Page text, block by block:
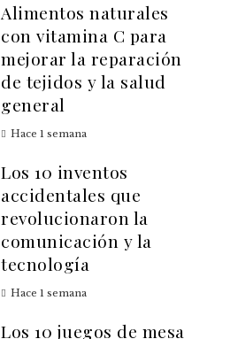
Alimentos naturales
con vitamina C para
mejorar la reparación
de tejidos y la salud
general
Hace 1 semana
Los 10 inventos
accidentales que
revolucionaron la
comunicación y la
tecnología
Hace 1 semana
Los 10 juegos de mesa